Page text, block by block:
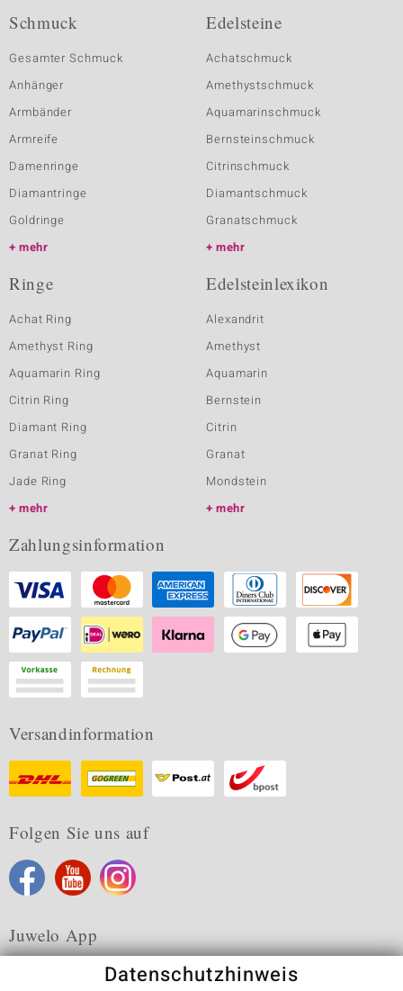
Schmuck
Gesamter Schmuck
Anhänger
Armbänder
Armreife
Damenringe
Diamantringe
Goldringe
mehr
Edelsteine
Achatschmuck
Amethystschmuck
Aquamarinschmuck
Bernsteinschmuck
Citrinschmuck
Diamantschmuck
Granatschmuck
mehr
Ringe
Achat Ring
Amethyst Ring
Aquamarin Ring
Citrin Ring
Diamant Ring
Granat Ring
Jade Ring
mehr
Edelsteinlexikon
Alexandrit
Amethyst
Aquamarin
Bernstein
Citrin
Granat
Mondstein
mehr
Zahlungsinformation
Versandinformation
Folgen Sie uns auf
Juwelo App
Datenschutzhinweis